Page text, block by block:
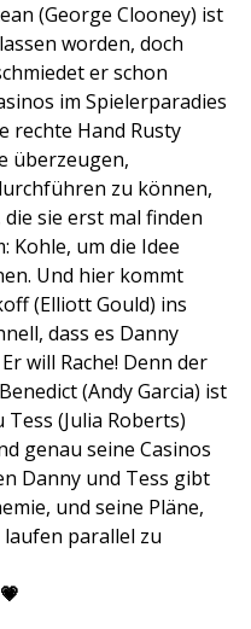
(George Clooney) ist
worden, doch
er schon
im Spielerparadies
rechte Hand Rusty
überzeugen,
zu können,
sie erst mal finden
Kohle, um die Idee
Und hier kommt
(Elliott Gould) ins
dass es Danny
will Rache! Denn der
(Andy Garcia) ist
(Julia Roberts)
genau seine Casinos
Danny und Tess gibt
und seine Pläne,
parallel zu